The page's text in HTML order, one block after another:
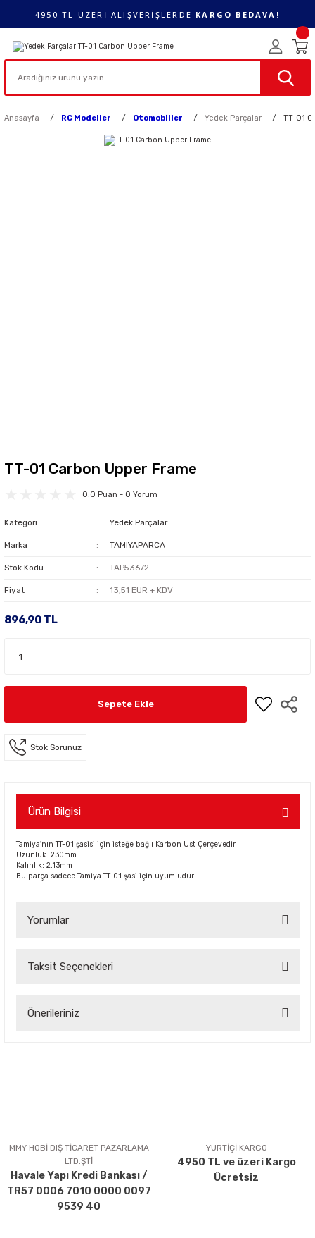
4950 TL ÜZERİ ALIŞVERİŞLERDE KARGO BEDAVA!
Anasayfa RC Modeller Otomobiller Yedek Parçalar TT-01
TT-01 Carbon Upper Frame
0.0 Puan - 0 Yorum
Kategori Yedek Parçalar
Marka TAMIYAPARCA
Stok Kodu TAP53672
Fiyat 13,51 EUR + KDV
896,90 TL
Sepete Ekle
Stok Sorunuz
Ürün Bilgisi
Tamiya'nın TT-01 şasisi için isteğe bağlı Karbon Üst Çerçevedir.
Uzunluk: 230mm
Kalınlık: 2.13mm
Bu parça sadece Tamiya TT-01 şasi için uyumludur.
Yorumlar
Taksit Seçenekleri
Önerileriniz
Ürün açıklamasında eksik bilgiler bulunuyor.
Ürün bilgilerinde hatalar bulunuyor.
Ürün fiyatı diğer sitelerden daha pahalı.
Bu ürüne benzer farklı alternatifler olmalı.
MMY HOBİ DIŞ TİCARET PAZARLAMA
LTD.ŞTİ
Havale Yapı Kredi Bankası /
TR57 0006 7010 0000 0097
9539 40
YURTİÇİ KARGO
4950 TL ve üzeri Kargo
Ücretsiz